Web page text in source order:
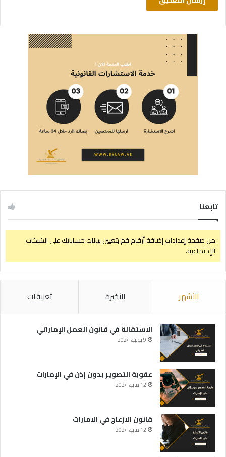
تابعنا
من صفحة إعدادات إضافة أرقام قم بتعيين بيانات حساباتك على الشبكات
الإجتماعية.
الأشهر الأخيرة تعليقات
الاستقالة في قانون العمل الإماراتي
9 يونيو، 2024
عقوبة التصوير بدون إذن في الإمارات
12 مايو، 2024
قانون الازعاج في الامارات
12 مايو، 2024